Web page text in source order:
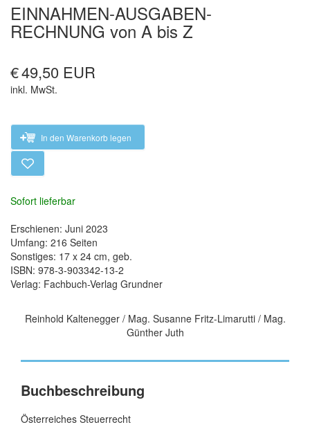
EINNAHMEN-AUSGABEN-
RECHNUNG von A bis Z
€49,50 EUR
inkl. MwSt.
In den Warenkorb legen
Sofort lieferbar
Erschienen: Juni 2023
Umfang: 216 Seiten
Sonstiges: 17 x 24 cm, geb.
ISBN: 978-3-903342-13-2
Verlag: Fachbuch-Verlag Grundner
Reinhold Kaltenegger / Mag. Susanne Fritz-Limarutti / Mag.
Günther Juth
Buchbeschreibung
Österreiches Steuerrecht